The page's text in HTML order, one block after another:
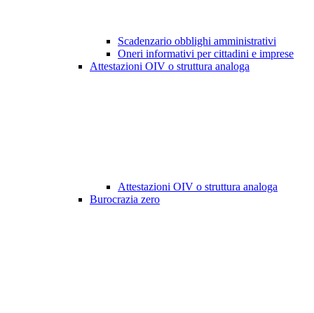
Scadenzario obblighi amministrativi
Oneri informativi per cittadini e imprese
Attestazioni OIV o struttura analoga
Attestazioni OIV o struttura analoga
Burocrazia zero